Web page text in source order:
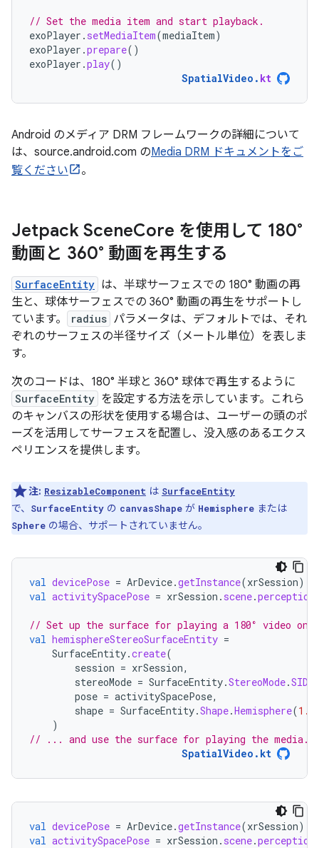
// Set the media item and start playback.
exoPlayer . setMediaItem(mediaItem)
exoPlayer .prepare()
exoPlayer .play()
SpatialVideo . kt
Android のメディア DRM フレームワークの詳細について
は、source.android.com のMedia DRM ドキュメントをご
覧ください
。
Jetpack SceneCore を使用して 180°
動画と 360° 動画を再生する
SurfaceEntity は、半球サーフェスでの 180° 動画の再
生と、球体サーフェスでの 360° 動画の再生をサポートし
ています。
radius パラメータは、デフォルトでは、それ
ぞれのサーフェスの半径サイズ（メートル単位）を表しま
す。
次のコードは、180° 半球と 360° 球体で再生するように
SurfaceEntity を設定する方法を示しています。これら
のキャンバスの形状を使用する場合は、ユーザーの頭のポ
ーズを活用してサーフェスを配置し、没入感のあるエクス
ペリエンスを提供します。
注: ResizableComponent は SurfaceEntity
で、 SurfaceEntity の canvasShape が Hemisphere または
Sphere の場合、サポートされていません。
val devicePose = ArDevice.getInstance(xrSession).
val activitySpacePose = xrSession . scene.
// Set up the surface for playing a 180° video on a
val hemisphereStereoSurfaceEntity =
SurfaceEntity.create(
session = xrSession,
stereoMode = SurfaceEntity.StereoMode.
pose = activitySpacePose,
shape = SurfaceEntity.Shape.Hemisphere(
)
// ... and use the surface for playing the media.
SpatialVideo.kt
val devicePose = ArDevice.getInstance(xrSession).
val activitySpacePose = xrSession . scene.